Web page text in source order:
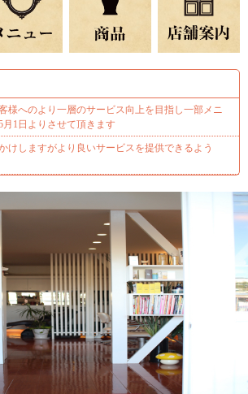
様へのより一層のサービス向上を目指し一部メニ
月1日よりさせて頂きます
けしますがより良いサービスを提供できるよう